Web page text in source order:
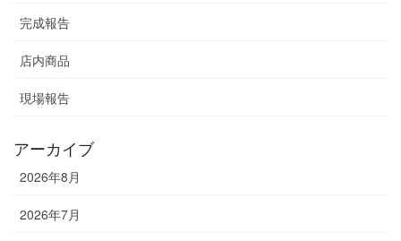
完成報告
店内商品
現場報告
アーカイブ
2026年8月
2026年7月